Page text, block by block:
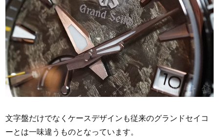
文字盤だけでなくケースデザインも従来のグランドセイコ
ーとは一味違うものとなっています。